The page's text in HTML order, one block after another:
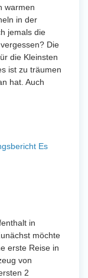
warmen
in der
jemals die
Die
die Kleinsten
ist zu träumen
hat. Auch
Es
in
möchte
erste Reise in
von
2